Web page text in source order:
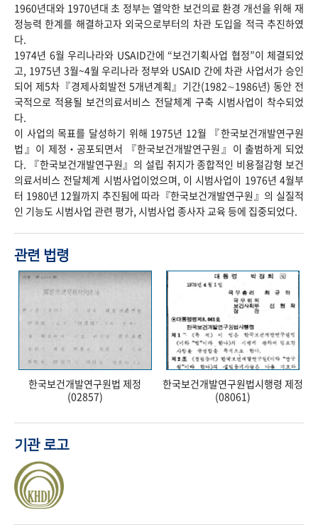
1960년대와 1970년대 초 정부는 열악한 보건의료 환경 개선을 위해 재
정능력 한계를 해결하고자 외국으로부터의 차관 도입을 적극 추진하였
다.
1974년 6월 우리나라와 USAID간에 “보건기획사업 협정”이 체결되었
고, 1975년 3월~4월 우리나라 정부와 USAID 간에 차관 사업서가 승인
되어 제5차『경제사회발전 5개년계획』기간(1982∼1986년) 동안 전
국적으로 적용될 보건의료서비스 전달체계 구축 시범사업이 착수되었
다.
이 사업의 목표를 달성하기 위해 1975년 12월 『한국보건개발연구원
법』이 제정‧공포되면서 『한국보건개발연구원』이 출범하게 되었
다. 『한국보건개발연구원』의 설립 취지가 종합적인 비용절감형 보건
의료서비스 전달체계 시범사업이었으며, 이 시범사업이 1976년 4월부
터 1980년 12월까지 추진됨에 따라『한국보건개발연구원』의 실질적
인 기능도 시범사업 관련 평가, 시범사업 종사자 교육 등에 집중되었다.
관련 법령
한국보건개발연구원법 제정
(02857)
한국보건개발연구원법시행령 제정
(08061)
기관 로고